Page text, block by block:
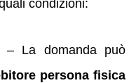
condizioni:
– La domanda può
persona fisica